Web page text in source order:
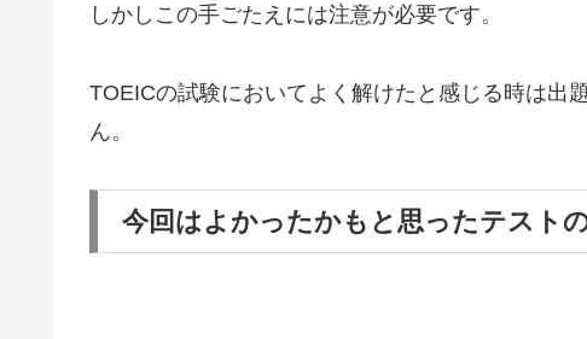
しかしこの手ごたえには注意が必要です。
TOEICの試験においてよく解けたと感じる時は出
ん。
今回はよかったかもと思ったテスト